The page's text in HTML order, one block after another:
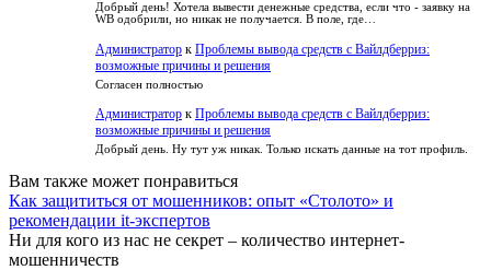
Добрый день! Хотела вывести денежные средства, если что - заявку на
WB одобрили, но никак не получается. В поле, где…
Администратор к Проблемы вывода средств с Вайлдберриз:
возможные причины и решения
Согласен полностью
Администратор к Проблемы вывода средств с Вайлдберриз:
возможные причины и решения
Добрый день. Ну тут уж никак. Только искать данные на тот профиль.
Вам также может понравиться
Как защититься от мошенников: опыт «Столото» и
рекомендации it-экспертов
Ни для кого из нас не секрет – количество интернет-
мошенничеств